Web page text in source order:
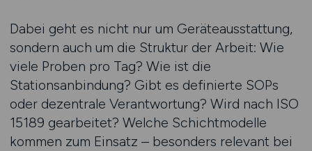
Dabei geht es nicht nur um Geräteausstattung,
sondern auch um die Struktur der Arbeit: Wie
viele Proben pro Tag? Wie ist die
Stationsanbindung? Gibt es definierte SOPs
oder dezentrale Verantwortung? Wird nach ISO
15189 gearbeitet? Welche Schichtmodelle
kommen zum Einsatz – besonders relevant bei